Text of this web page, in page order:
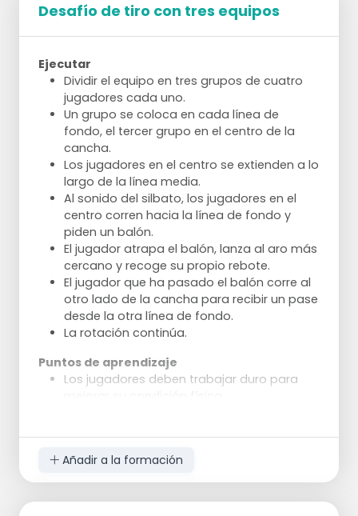
Ejecutar a máxima velocidad.
Tras anotar, sacar directamente con pase
Variación
Dos equipos dispuestos alternadamente
en 2 filas.
Los jugadores tocan el balón a través del
tablero entre ellos (saltando y tocando
como en un "tip-in") y se unen al final de la
otra fila.
A la señal del entrenador, el equipo que en
ese momento tenga el balón realiza un
contraataque hacia la otra canasta.
El otro equipo defiende.
Con un número impar de jugadores, el
equipo más grande siempre ataca y hay
una situación de superioridad numérica
automáticamente.
Desafío de tiro con tres equipos
Ejecutar
Dividir el equipo en tres grupos de cuatro
jugadores cada uno.
Un grupo se coloca en cada línea de
fondo, el tercer grupo en el centro de la
cancha.
Los jugadores en el centro se extienden a lo
largo de la línea media.
Al sonido del silbato, los jugadores en el
centro corren hacia la línea de fondo y
piden un balón.
El jugador atrapa el balón, lanza al aro más
cercano y recoge su propio rebote.
El jugador que ha pasado el balón corre al
otro lado de la cancha para recibir un pase
desde la otra línea de fondo.
La rotación continúa.
Puntos de aprendizaje
Los jugadores deben trabajar duro para
y buenos.
Añadir a la formación